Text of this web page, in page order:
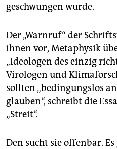
epaper login
geschwungen wurde.
Der „Warnruf“ der
ihnen vor, Metaphysik
„Ideologen des einzig
Virologen und
sollten „bedingungslos
glauben“, schreibt die
„Streit“.
Den sucht sie offenbar.